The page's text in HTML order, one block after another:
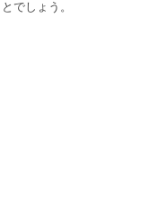
でしょう。